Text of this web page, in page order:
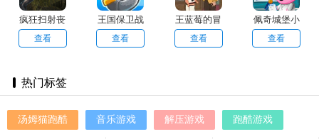
疯狂扫射丧
尸生存
查看
王国保卫战
查看
王蓝莓的冒
险生活
查看
佩奇城堡小
英雄
查看
热门标签
汤姆猫跑酷 音乐游戏 解压游戏 跑酷游戏